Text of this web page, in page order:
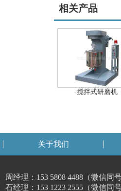
相关产品
搅拌式研磨机
关于我们
周经理：153 5808 4488（微信同
石经理：153 1223 2555（微信同